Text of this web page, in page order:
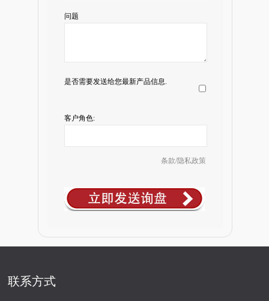
问题
是否需要发送给您最新产品信息.
客户角色:
条款/隐私政策
联系方式